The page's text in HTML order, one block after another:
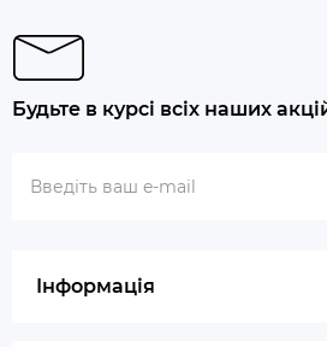
Будьте в курсі всіх наших
Інформація